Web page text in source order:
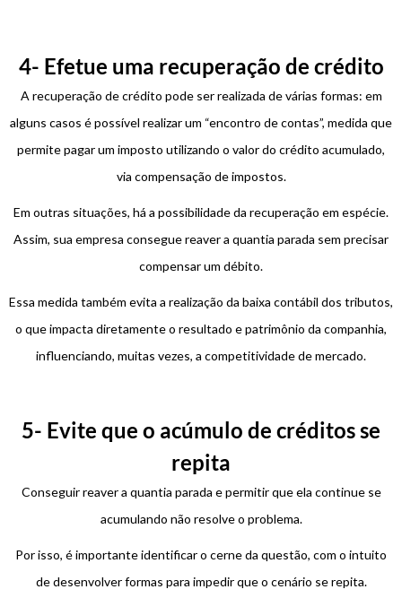
4- Efetue uma recuperação de crédito
A recuperação de crédito pode ser realizada de várias formas: em
alguns casos é possível realizar um “encontro de contas”, medida que
permite pagar um imposto utilizando o valor do crédito acumulado,
via compensação de impostos.
Em outras situações, há a possibilidade da recuperação em espécie.
Assim, sua empresa consegue reaver a quantia parada sem precisar
compensar um débito.
Essa medida também evita a realização da baixa contábil dos tributos,
o que impacta diretamente o resultado e patrimônio da companhia,
influenciando, muitas vezes, a competitividade de mercado.
5- Evite que o acúmulo de créditos se
repita
Conseguir reaver a quantia parada e permitir que ela continue se
acumulando não resolve o problema.
Por isso, é importante identificar o cerne da questão, com o intuito
de desenvolver formas para impedir que o cenário se repita.